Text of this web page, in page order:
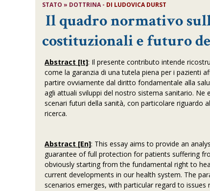
STATO » DOTTRINA - DI LUDOVICA DURST
Il quadro normativo
costituzionali e futuro
Abstract [It]: Il presente contributo intende
come la garanzia di una tutela piena per i pazienti
partire ovviamente dal diritto fondamentale alla
agli attuali sviluppi del nostro sistema sanitario.
scenari futuri della sanità, con particolare riguardo
ricerca.
Abstract [En]: This essay aims to provide an
guarantee of full protection for patients suffering
obviously starting from the fundamental right to
current developments in our health system. The
scenarios emerges, with particular regard to